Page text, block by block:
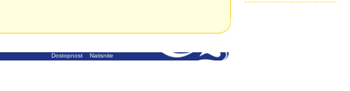
Dostopnost Natisnite